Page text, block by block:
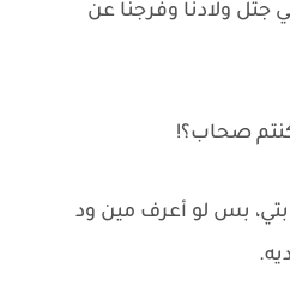
جتل ولادنا وفرجنا عن
كنتم صحاب؟!
بتي، بس لو أعرف مين ود